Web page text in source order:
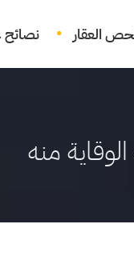
العقار نصائح
منه